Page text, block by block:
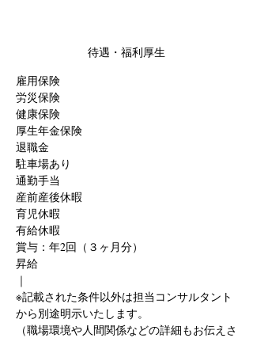
待遇・福利厚生
雇用保険
労災保険
健康保険
厚生年金保険
退職金
駐車場あり
通勤手当
産前産後休暇
育児休暇
有給休暇
賞与：年2回（３ヶ月分）
昇給
｜
※記載された条件以外は担当コンサルタント
から別途明示いたします。
（職場環境や人間関係などの詳細もお伝えさ